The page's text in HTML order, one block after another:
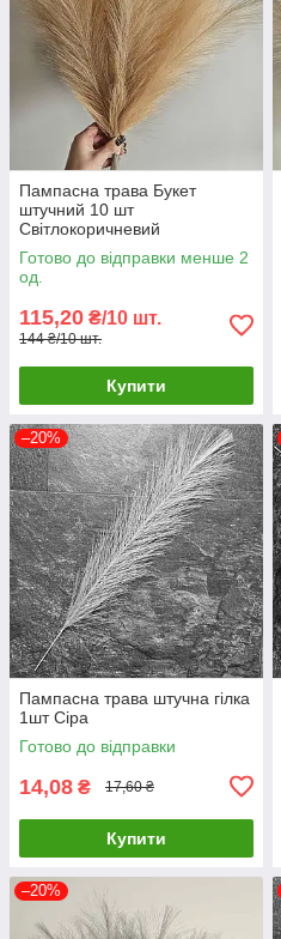
Пампасна трава Букет
штучний 10 шт
Світлокоричневий
Готово до відправки менше 2
од.
115,20 ₴/10 шт.
144 ₴/10 шт.
Купити
–20%
Пампасна трава штучна гілка
1шт Сіра
Готово до відправки
14,08 ₴ 17,60 ₴
Купити
–20%